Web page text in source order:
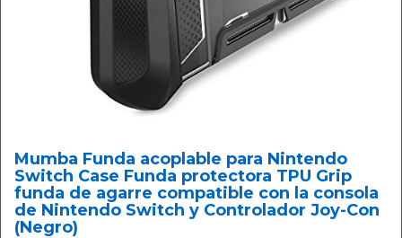
Mumba Funda acoplable para Nintendo
Switch Case Funda protectora TPU Grip
funda de agarre compatible con la consola
de Nintendo Switch y Controlador Joy-Con
(Negro)